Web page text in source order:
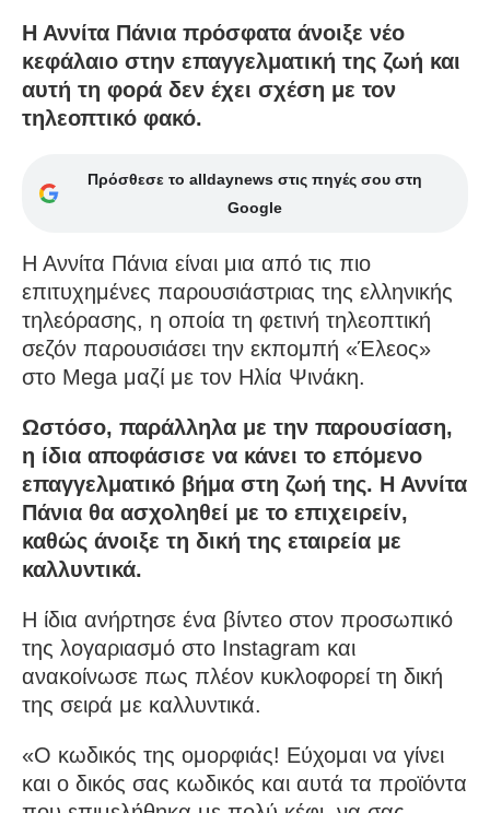
Η Αννίτα Πάνια πρόσφατα άνοιξε νέο
κεφάλαιο στην επαγγελματική της ζωή και
αυτή τη φορά δεν έχει σχέση με τον
τηλεοπτικό φακό.
Πρόσθεσε το alldaynews στις πηγές σου στη
Google
Η Αννίτα Πάνια είναι μια από τις πιο
επιτυχημένες παρουσιάστριας της ελληνικής
τηλεόρασης, η οποία τη φετινή τηλεοπτική
σεζόν παρουσιάσει την εκπομπή «Έλεος»
στο Mega μαζί με τον Ηλία Ψινάκη.
Ωστόσο, παράλληλα με την παρουσίαση,
η ίδια αποφάσισε να κάνει το επόμενο
επαγγελματικό βήμα στη ζωή της. Η Αννίτα
Πάνια θα ασχοληθεί με το επιχειρείν,
καθώς άνοιξε τη δική της εταιρεία με
καλλυντικά.
Η ίδια ανήρτησε ένα βίντεο στον προσωπικό
της λογαριασμό στο Instagram και
ανακοίνωσε πως πλέον κυκλοφορεί τη δική
της σειρά με καλλυντικά.
«Ο κωδικός της ομορφιάς! Εύχομαι να γίνει
και ο δικός σας κωδικός και αυτά τα προϊόντα